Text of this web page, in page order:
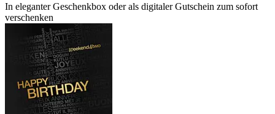
In eleganter Geschenkbox oder als digitaler Gutschein zum sofort
verschenken